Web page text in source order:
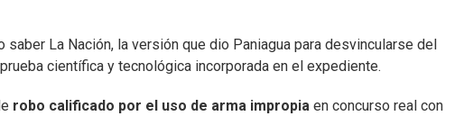
saber La Nación, la versión que dio Paniagua para desvincularse del
científica y tecnológica incorporada en el expediente.
robo calificado por el uso de arma impropia en concurso real con